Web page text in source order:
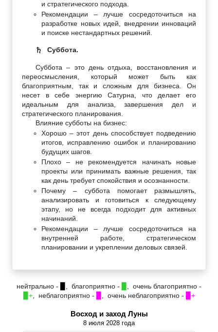
и стратегического подхода.
Рекомендации – лучше сосредоточиться на
разработке новых идей, внедрении инноваций
и поиске нестандартных решений.
♄ Суббота.
Суббота – это день отдыха, восстановления и
переосмысления, который может быть как
благоприятным, так и сложным для бизнеса. Он
несет в себе энергию Сатурна, что делает его
идеальным для анализа, завершения дел и
стратегического планирования.
Влияние субботы на бизнес:
Хорошо – этот день способствует подведению
итогов, исправлению ошибок и планированию
будущих шагов.
Плохо – не рекомендуется начинать новые
проекты или принимать важные решения, так
как день требует спокойствия и осознанности.
Почему – суббота помогает размышлять,
анализировать и готовиться к следующему
этапу, но не всегда подходит для активных
начинаний.
Рекомендации – лучше сосредоточиться на
внутренней работе, стратегическом
планировании и укреплении деловых связей.
нейтрально - , благоприятно -
, очень благоприятно -
▉+, неблагоприятно - , очень неблагоприятно - ▉+
Восход и заход Луны
8 июля 2028 года